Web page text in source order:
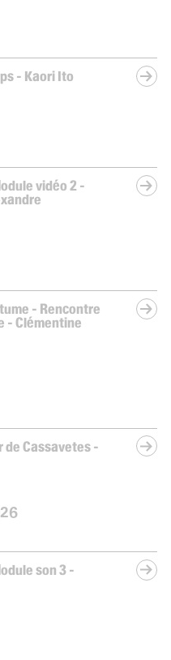
- Kaori Ito
vidéo 2 -
- Rencontre
- Clémentine
de Cassavetes -
son 3 -